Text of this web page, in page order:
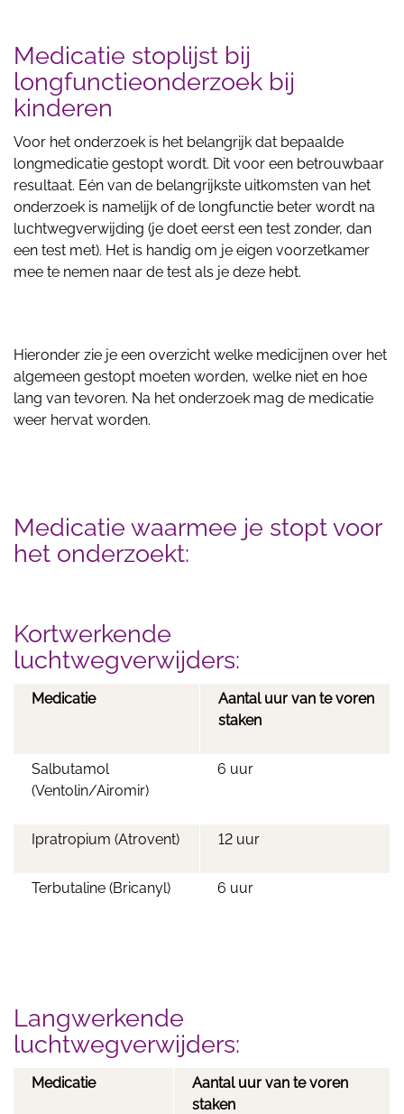
Medicatie stoplijst bij
longfunctieonderzoek bij
kinderen
Voor het onderzoek is het belangrijk dat bepaalde
longmedicatie gestopt wordt. Dit voor een betrouwbaar
resultaat. Eén van de belangrijkste uitkomsten van het
onderzoek is namelijk of de longfunctie beter wordt na
luchtwegverwijding (je doet eerst een test zonder, dan
een test met). Het is handig om je eigen voorzetkamer
mee te nemen naar de test als je deze hebt.
Hieronder zie je een overzicht welke medicijnen over het
algemeen gestopt moeten worden, welke niet en hoe
lang van tevoren. Na het onderzoek mag de medicatie
weer hervat worden.
Medicatie waarmee je stopt voor
het onderzoekt:
Kortwerkende
luchtwegverwijders:
Medicatie
Aantal uur van te voren
staken
Salbutamol
(Ventolin/Airomir)
6 uur
Ipratropium (Atrovent) 12 uur
Terbutaline (Bricanyl) 6 uur
Langwerkende
luchtwegverwijders:
Medicatie
Aantal uur van te voren
staken